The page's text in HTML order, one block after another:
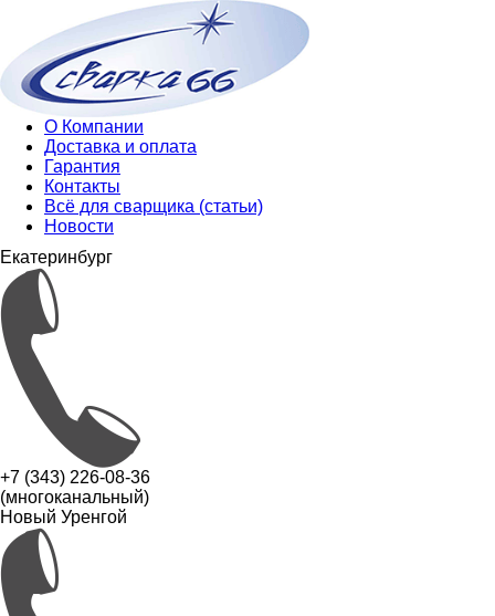
О Компании
Доставка и оплата
Гарантия
Контакты
Всё для сварщика (статьи)
Новости
Екатеринбург
+7 (343) 226-08-36
(многоканальный)
Новый Уренгой